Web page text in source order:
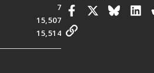
7
15,507
15,514
Facebook
連結